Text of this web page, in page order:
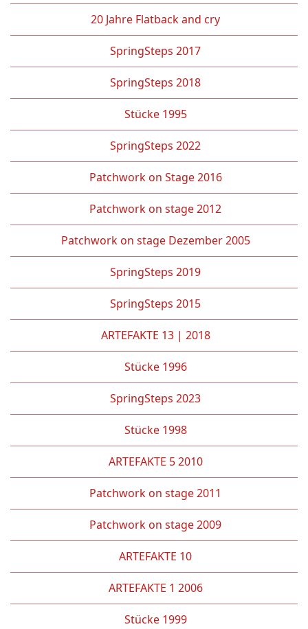
20 Jahre Flatback and cry
SpringSteps 2017
SpringSteps 2018
Stücke 1995
SpringSteps 2022
Patchwork on Stage 2016
Patchwork on stage 2012
Patchwork on stage Dezember 2005
SpringSteps 2019
SpringSteps 2015
ARTEFAKTE 13 | 2018
Stücke 1996
SpringSteps 2023
Stücke 1998
ARTEFAKTE 5 2010
Patchwork on stage 2011
Patchwork on stage 2009
ARTEFAKTE 10
ARTEFAKTE 1 2006
Stücke 1999